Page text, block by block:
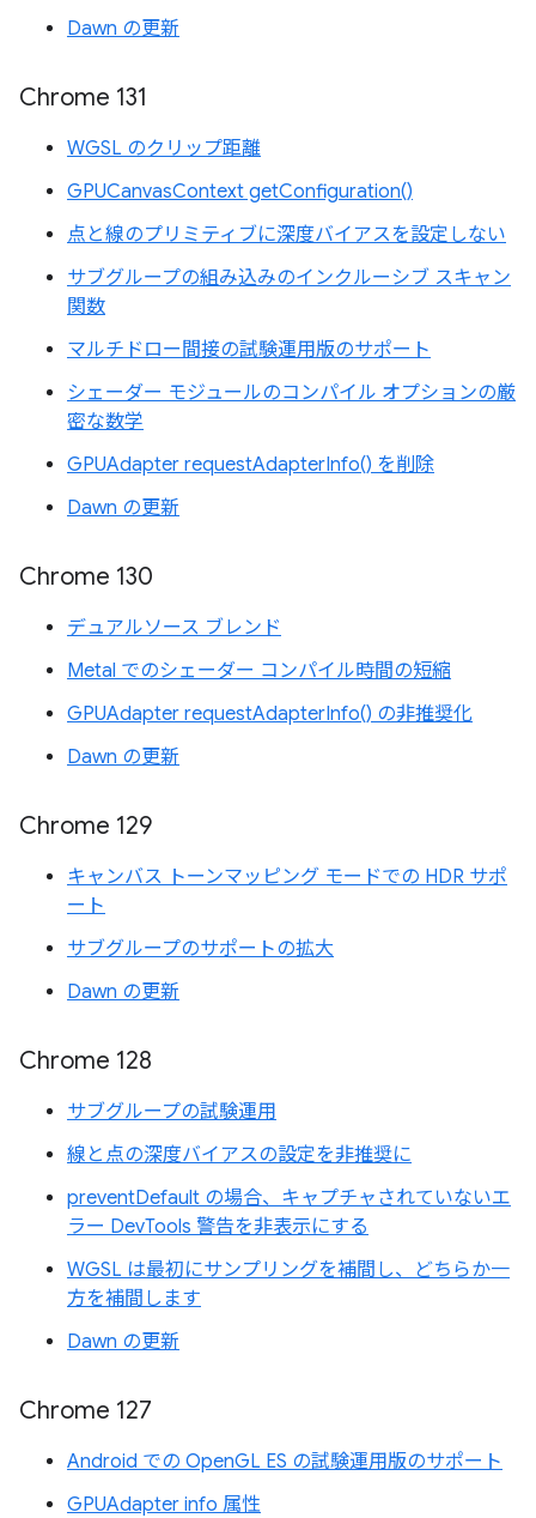
Dawn の更新
Chrome 131
WGSL のクリップ距離
GPUCanvasContext getConfiguration()
点と線のプリミティブに深度バイアスを設定しない
サブグループの組み込みのインクルーシブ スキャン
関数
マルチドロー間接の試験運用版のサポート
シェーダー モジュールのコンパイル オプションの厳
密な数学
GPUAdapter requestAdapterInfo() を削除
Dawn の更新
Chrome 130
デュアルソース ブレンド
Metal でのシェーダー コンパイル時間の短縮
GPUAdapter requestAdapterInfo() の非推奨化
Dawn の更新
Chrome 129
キャンバス トーンマッピング モードでの HDR サポ
ート
サブグループのサポートの拡大
Dawn の更新
Chrome 128
サブグループの試験運用
線と点の深度バイアスの設定を非推奨に
preventDefault の場合、キャプチャされていないエ
ラー DevTools 警告を非表示にする
WGSL は最初にサンプリングを補間し、どちらか一
方を補間します
Dawn の更新
Chrome 127
Android での OpenGL ES の試験運用版のサポート
GPUAdapter info 属性